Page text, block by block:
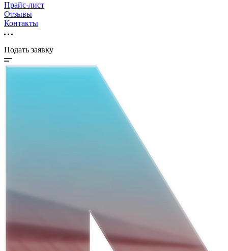
Прайс-лист
Отзывы
Контакты
Подать заявку